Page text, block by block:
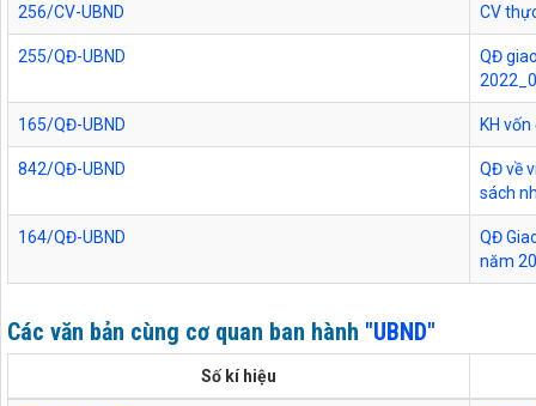
256/CV-UBND CV
255/QĐ-UBND
QĐ
165/QĐ-UBND KH
842/QĐ-UBND
QĐ về
sách
164/QĐ-UBND
QĐ
năm
Các văn bản cùng cơ quan ban hành "UBND"
Số kí hiệu